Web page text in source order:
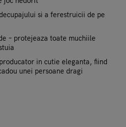
si a ferestruicii de pe
– protejeaza toate muchiile
in cutie eleganta, fiind
unei persoane dragi